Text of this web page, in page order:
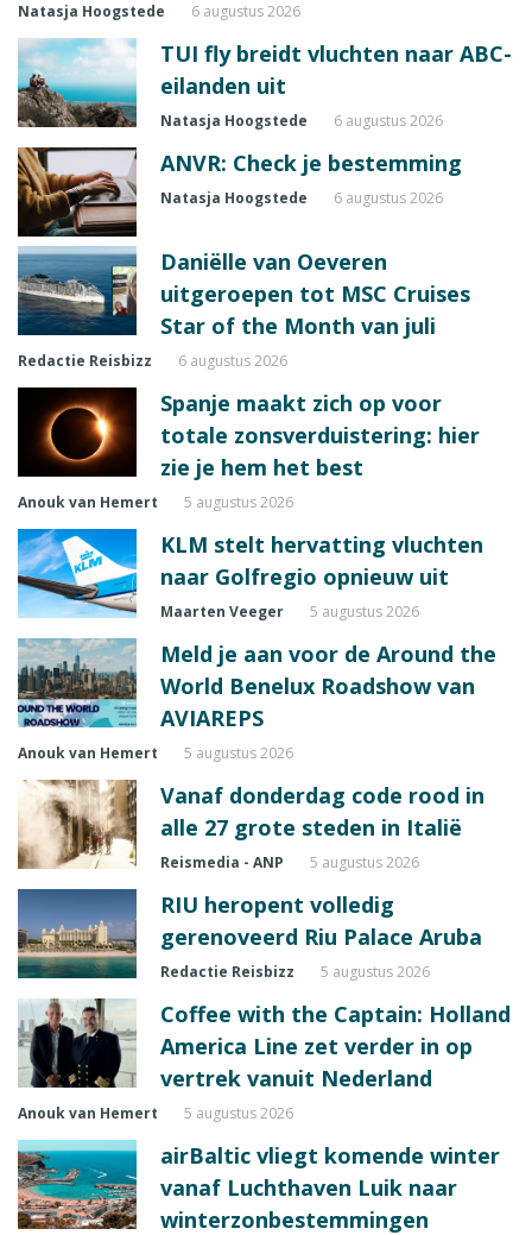
Natasja Hoogstede 6 augustus 2026
TUI fly breidt vluchten naar ABC-
eilanden uit
Natasja Hoogstede 6 augustus 2026
ANVR: Check je bestemming
Natasja Hoogstede 6 augustus 2026
Daniëlle van Oeveren
uitgeroepen tot MSC Cruises
Star of the Month van juli
Redactie Reisbizz 6 augustus 2026
Spanje maakt zich op voor
totale zonsverduistering: hier
zie je hem het best
Anouk van Hemert 5 augustus 2026
KLM stelt hervatting vluchten
naar Golfregio opnieuw uit
Maarten Veeger 5 augustus 2026
Meld je aan voor de Around the
World Benelux Roadshow van
AVIAREPS
Anouk van Hemert 5 augustus 2026
Vanaf donderdag code rood in
alle 27 grote steden in Italië
Reismedia - ANP 5 augustus 2026
RIU heropent volledig
gerenoveerd Riu Palace Aruba
Redactie Reisbizz 5 augustus 2026
Coffee with the Captain: Holland
America Line zet verder in op
vertrek vanuit Nederland
Anouk van Hemert 5 augustus 2026
airBaltic vliegt komende winter
vanaf Luchthaven Luik naar
winterzonbestemmingen